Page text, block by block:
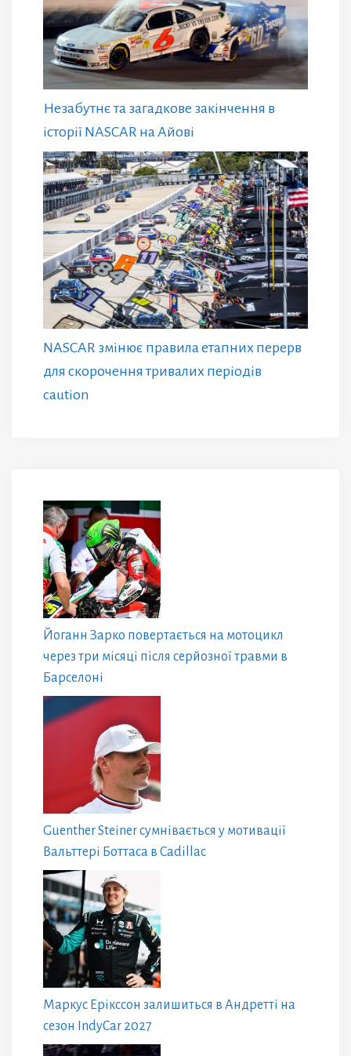
Незабутнє та загадкове закінчення в
історії NASCAR на Айові
NASCAR змінює правила етапних перерв
для скорочення тривалих періодів
caution
Йоганн Зарко повертається на мотоцикл
через три місяці після серйозної травми в
Барселоні
Guenther Steiner сумнівається у мотивації
Вальттері Боттаса в Cadillac
Маркус Ерікссон залишиться в Андретті на
сезон IndyCar 2027